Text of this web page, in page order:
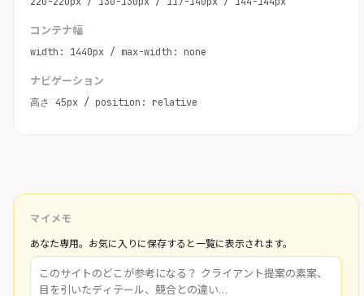
コンテナ幅
width: 1440px / max-width: none
ナビゲーション
高さ 45px / position: relative
マイメモ
あなた専用。お気に入りに保存すると一覧に表示されます。